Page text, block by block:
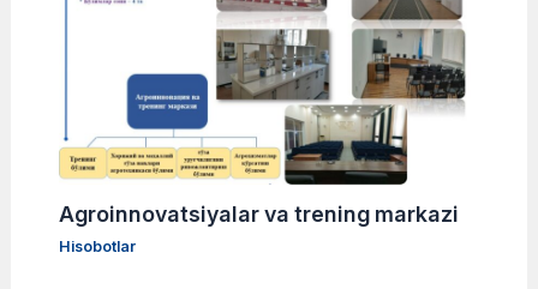
Agroinnovatsiyalar va trening markazi
Hisobotlar